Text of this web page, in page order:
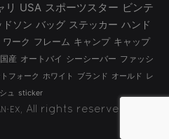
リ USA スポーツスター ビンテ
ドソン バッグ ステッカー ハンド
ワーク フレーム キャンプ キャップ
国産 オートバイ シーシーバー ファッシ
フォーク ホワイト ブランド オールド レ
ュ sticker
EX
, All rights reserved.